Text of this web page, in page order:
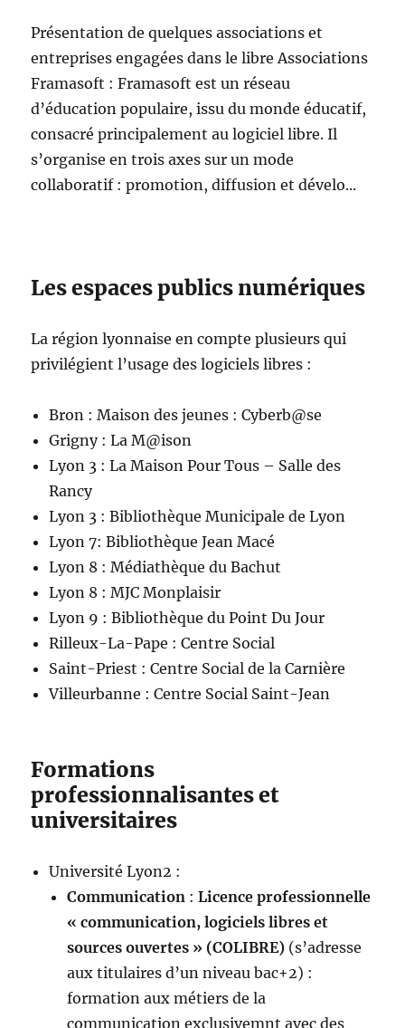
Présentation de quelques associations et
entreprises engagées dans le libre Associations
Framasoft : Framasoft est un réseau
d’éducation populaire, issu du monde éducatif,
consacré principalement au logiciel libre. Il
s’organise en trois axes sur un mode
collaboratif : promotion, diffusion et dévelo...
Les espaces publics numériques
La région lyonnaise en compte plusieurs qui
privilégient l’usage des logiciels libres :
Bron : Maison des jeunes : Cyberb@se
Grigny : La M@ison
Lyon 3 : La Maison Pour Tous – Salle des
Rancy
Lyon 3 : Bibliothèque Municipale de Lyon
Lyon 7: Bibliothèque Jean Macé
Lyon 8 : Médiathèque du Bachut
Lyon 8 : MJC Monplaisir
Lyon 9 : Bibliothèque du Point Du Jour
Rilleux-La-Pape : Centre Social
Saint-Priest : Centre Social de la Carnière
Villeurbanne : Centre Social Saint-Jean
Formations
professionnalisantes et
universitaires
Université Lyon2 :
Communication : Licence professionnelle
« communication, logiciels libres et
sources ouvertes » (COLIBRE) (s’adresse
aux titulaires d’un niveau bac+2) :
formation aux métiers de la
communication exclusivemnt avec des